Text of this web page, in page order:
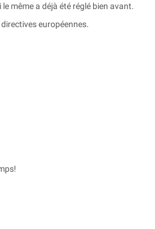
même a déjà été réglé bien avant.
européennes.